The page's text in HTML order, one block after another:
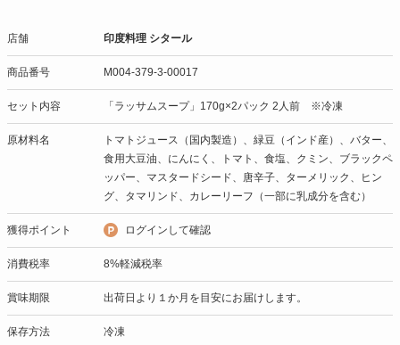
店舗 印度料理 シタール
商品番号 M004-379-3-00017
セット内容 「ラッサムスープ」170g×2パック 2人前 ※冷凍
原材料名
トマトジュース（国内製造）、緑豆（インド産）、バター、
食用大豆油、にんにく、トマト、食塩、クミン、ブラックペ
ッパー、マスタードシード、唐辛子、ターメリック、ヒン
グ、タマリンド、カレーリーフ（一部に乳成分を含む）
獲得ポイント ログインして確認
消費税率 8%軽減税率
賞味期限 出荷日より１か月を目安にお届けします。
保存方法 冷凍